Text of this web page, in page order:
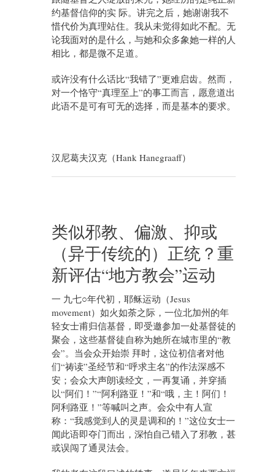
约基督信仰的实 际。讲完之后，她谢谢我不
惜代价为真理站住。我从未觉得如此不配。无
论我面对的是什么，与她和众多象她一样的人
相比，都是微不足道。
或许没有什么话比“我错了”更难启齿。然而，
对一个恪守“真理至上”的事工而言，愿意道出
此语不是可有可无的选择，而是基本的要求。
汉尼葛夫汉克（Hank Hanegraaff）
类似邪教、偏激、抑或
（异于传统的）正统？重
新评估“地方教会”运动
一 九七○年代初，耶稣运动（Jesus
movement）如火如荼之际，一位北加州的年
轻女士甫归信基督，即受邀参加一处基督徒的
聚会，这些基督徒自称为她所在城市里的“教
会”。当会众开始崇 拜时，这位初信者对他
们“祷读”圣经节和“呼求主名”的作法深感不
安；会众大声朗读经文，一再复诵，并穿插
以“阿们！”“阿利路亚！”和“哦，主！阿们！
阿利路亚！”等喊叫之声。会众中有人宣
称：“我感觉到人的灵是调和的！”这位女士一
闻此语即夺门而出，深怕自己错入了邪教，甚
或误闯了通灵法会。